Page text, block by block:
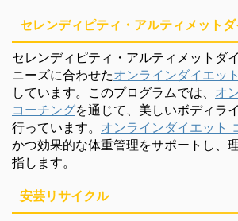
セレンディピティ・アルティメットダ
セレンディピティ・アルティメットダ
ニーズに合わせたオンラインダイエット
しています。このプログラムでは、 オ
コーチングを通じて、美しいボディラ
行っています。 オンラインダイエット
かつ効果的な体重管理をサポートし、
指します。
安芸リサイクル